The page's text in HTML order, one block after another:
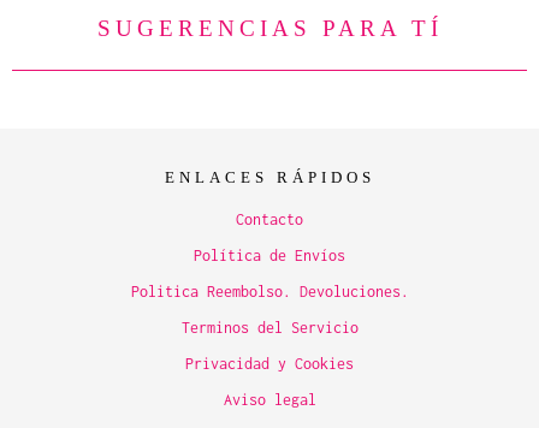
SUGERENCIAS PARA TÍ
ENLACES RÁPIDOS
Contacto
Política de Envíos
Politica Reembolso. Devoluciones.
Terminos del Servicio
Privacidad y Cookies
Aviso legal